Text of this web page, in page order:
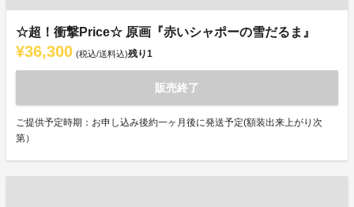
☆超！衝撃Price☆ 原画『赤いシャポーの雪だるま』
¥36,300 (税込/送料込)残り1
販売終了
ご提供予定時期：お申し込み後約一ヶ月後に発送予定(額装出来上がり次
第）